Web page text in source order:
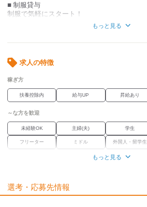
■ 制服貸与
制服で気軽にスタート！
美味しいまかないで元気モリモリ。
※昼勤務の方のみの対象となります
■ 社員登用制度あり
キャリアアップも応援！
未来へのサポート。
■ 交通費一部支給
通勤負担を軽減します！
助かる交通費オフセット。
もっと見る
求人の特徴
稼ぎ方
扶養控除内 給与UP 昇給あり
～な方を歓迎
未経験OK 主婦(夫) 学生
フリーター ミドル 外国人・留学生
経験者優遇
駅徒歩5分 禁煙・分煙
もっと見る
選考・応募先情報